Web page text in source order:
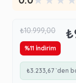
₺10.999,00
%11 İndirim
₺3.233,67 `den